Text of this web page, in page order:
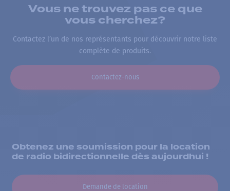
Vous ne trouvez pas ce que
vous cherchez?
Contactez l’un de nos représentants pour découvrir notre liste
complète de produits.
Contactez-nous
Obtenez une soumission pour la location
de radio bidirectionnelle dès aujourdhui !
Demande de location